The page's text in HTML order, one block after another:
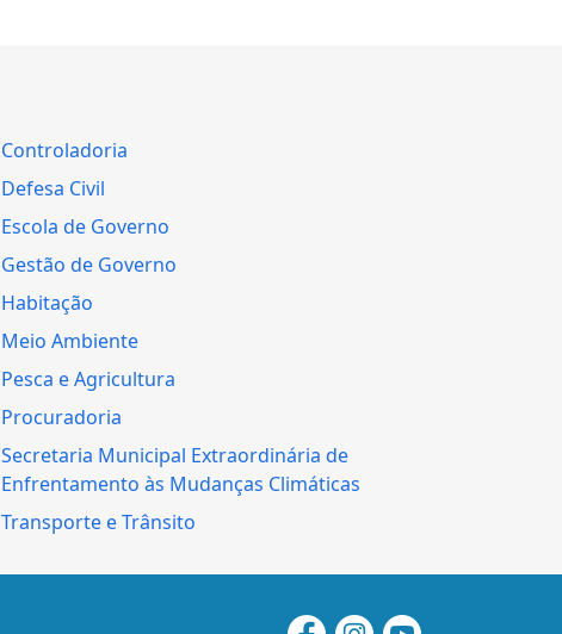
Controladoria
Defesa Civil
Escola de Governo
Gestão de Governo
Habitação
Meio Ambiente
Pesca e Agricultura
Procuradoria
Secretaria Municipal Extraordinária de
Enfrentamento às Mudanças Climáticas
Transporte e Trânsito